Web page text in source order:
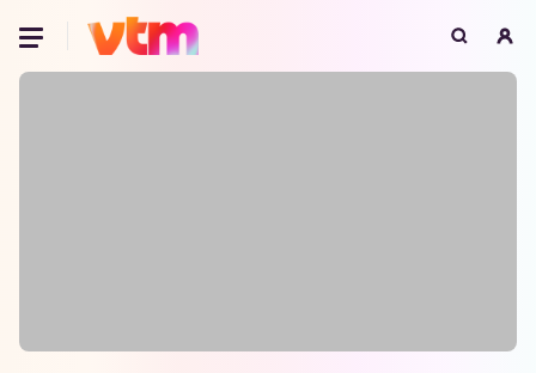
Oeps, browser niet ondersteund